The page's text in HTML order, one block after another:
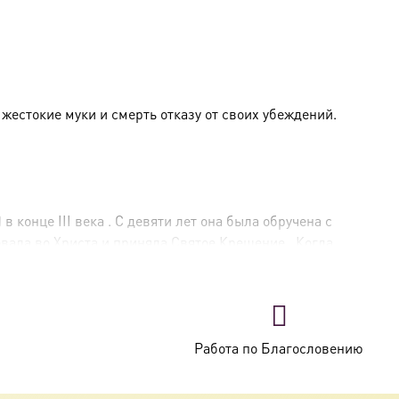
муки и смерть отказу от своих убеждений.
конце III века . С девяти лет она была обручена с
во Христа и приняла Святое Крещение
. Когда
раскалённым железом, бросали в раскалённую
и совершаемые чудеса, около500 мужей
мученический венец около304 года.
Работа по Благословению